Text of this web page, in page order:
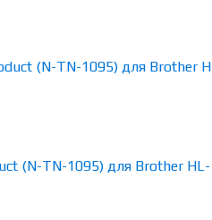
(N-TN-1095) для Brother HL-